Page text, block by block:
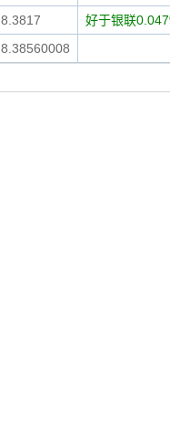
8.3817 好于银联
8.38560008